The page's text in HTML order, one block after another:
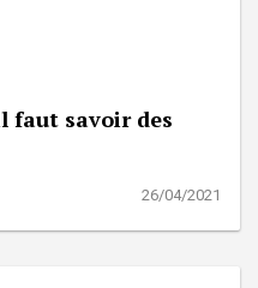
faut savoir des
26/04/2021